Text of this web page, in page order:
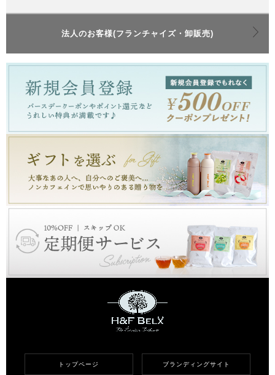
法人のお客様(フランチャイズ・卸販売)
トップページ ブランディングサイト